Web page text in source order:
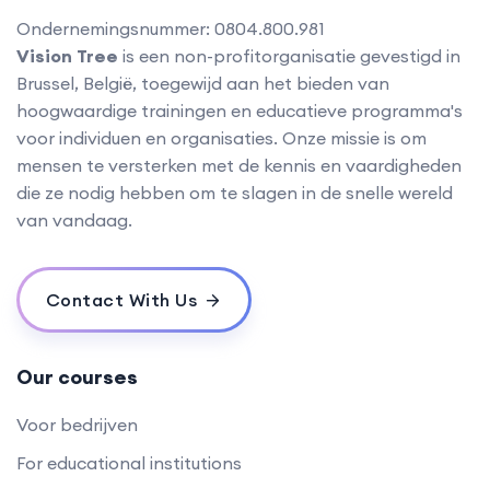
Ondernemingsnummer: 0804.800.981
Vision Tree is een non-profitorganisatie gevestigd in
Brussel, België, toegewijd aan het bieden van
hoogwaardige trainingen en educatieve programma's
voor individuen en organisaties. Onze missie is om
mensen te versterken met de kennis en vaardigheden
die ze nodig hebben om te slagen in de snelle wereld
van vandaag.
Contact With Us
Our courses
Voor bedrijven
For educational institutions